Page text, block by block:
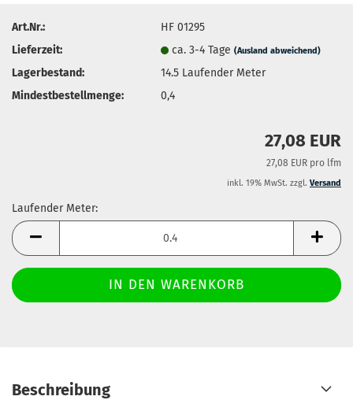
Art.Nr.:
HF 01295
Lieferzeit:
ca. 3-4 Tage(Ausland abweichend)
Lagerbestand: 14.5 Laufender Meter
Mindestbestellmenge:
0,4
27,08 EUR
27,08 EUR pro lfm
inkl. 19% MwSt. zzgl. Versand
Laufender Meter:
Laufender
Meter
Beschreibung